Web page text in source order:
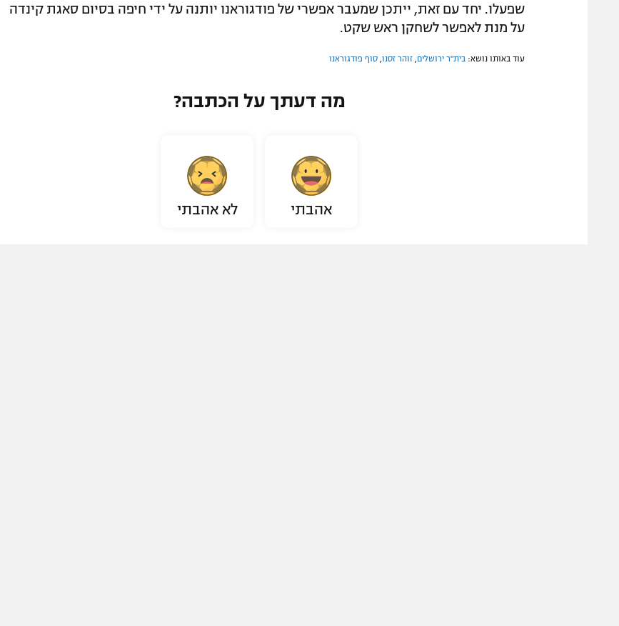
שפעלו. יחד עם זאת, ייתכן שמעבר אפשרי של פודגוראנו יותנה על ידי חיפה בסיום סאגת קינדה
על מנת לאפשר לשחקן ראש שקט.
עוד באותו נושא: בית"ר ירושלים זוהר זסנו סוף פודגוראנו
מה דעתך על הכתבה?
אהבתי לא אהבתי